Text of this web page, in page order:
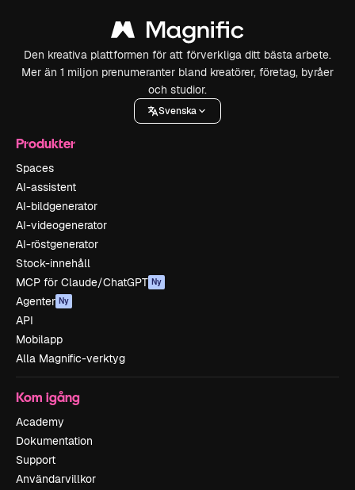
Den kreativa plattformen för att förverkliga ditt bästa arbete.
Mer än 1 miljon prenumeranter bland kreatörer, företag, byråer
och studior.
Svenska
Produkter
Spaces
AI-assistent
AI-bildgenerator
AI-videogenerator
AI-röstgenerator
Stock-innehåll
MCP för Claude/ChatGPT Ny
Agenter Ny
API
Mobilapp
Alla Magnific-verktyg
Kom igång
Academy
Dokumentation
Support
Användarvillkor